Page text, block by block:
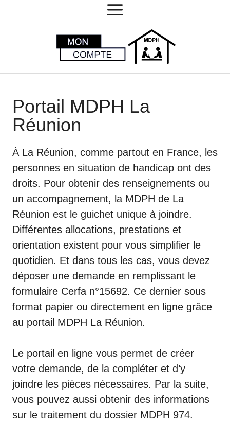
MENU
Portail MDPH La
Réunion
À La Réunion, comme partout en France, les
personnes en situation de handicap ont des
droits. Pour obtenir des renseignements ou
un accompagnement, la MDPH de La
Réunion est le guichet unique à joindre.
Différentes allocations, prestations et
orientation existent pour vous simplifier le
quotidien. Et dans tous les cas, vous devez
déposer une demande en remplissant le
formulaire Cerfa n°15692. Ce dernier sous
format papier ou directement en ligne grâce
au portail MDPH La Réunion.
Le portail en ligne vous permet de créer
votre demande, de la compléter et d’y
joindre les pièces nécessaires. Par la suite,
vous pouvez aussi obtenir des informations
sur le traitement du dossier MDPH 974.